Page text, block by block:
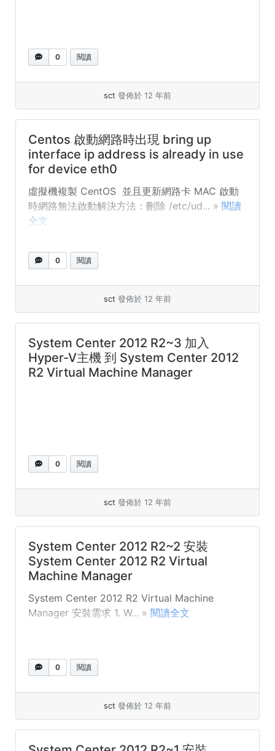
0 閱讀
sct 發佈於 12 年前
Centos 啟動網路時出現 bring up
interface ip address is already in use
for device eth0
虛擬機複製 CentOS 並且更新網路卡 MAC 啟動
時網路無法啟動解決方法：刪除 /etc/ud... » 閱讀
全文
0 閱讀
sct 發佈於 12 年前
System Center 2012 R2~3 加入
Hyper-V主機 到 System Center 2012
R2 Virtual Machine Manager
0 閱讀
sct 發佈於 12 年前
System Center 2012 R2~2 安裝
System Center 2012 R2 Virtual
Machine Manager
System Center 2012 R2 Virtual Machine
Manager 安裝需求 1. W... » 閱讀全文
0 閱讀
sct 發佈於 12 年前